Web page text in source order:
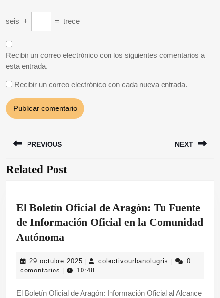
seis + = trece
Recibir un correo electrónico con los siguientes comentarios a
esta entrada.
Recibir un correo electrónico con cada nueva entrada.
de
entradas
PREVIOUS
Entrada
NEXT
Related Post
El Boletín Oficial de Aragón: Tu Fuente
de Información Oficial en la Comunidad
Autónoma
Oficial
Aragón:
29 octubre 2025 29
octubre
| colectivourbanolugris |
0
comentarios | 10:48
El Boletín Oficial de Aragón: Información Oficial al Alcance